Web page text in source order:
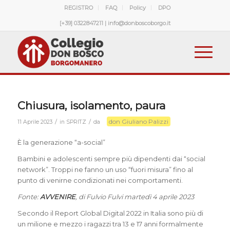
REGISTRO FAQ Policy DPO
[+39] 0322847211 | info@donboscoborgo.it
Chiusura, isolamento, paura
11 Aprile 2023 / in SPRITZ / da don Giuliano Palizzi
È la generazione “a-social”
Bambini e adolescenti sempre più dipendenti dai “social
network”. Troppi ne fanno un uso “fuori misura” fino al
punto di venirne condizionati nei comportamenti.
Fonte:AVVENIRE, di Fulvio Fulvi martedì 4 aprile 2023
Secondo il Report Global Digital 2022 in Italia sono più di
un milione e mezzo i ragazzi tra 13 e 17 anni formalmente